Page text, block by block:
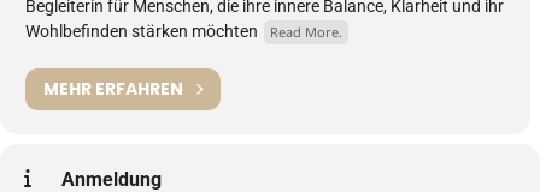
Begleiterin für Menschen, die ihre innere Balance, Klarheit und ihr
Wohlbefinden stärken möchten
Read More.
MEHR ERFAHREN
Anmeldung